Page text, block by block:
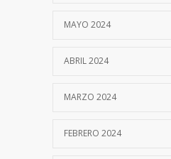
MAYO 2024
ABRIL 2024
MARZO 2024
FEBRERO 2024